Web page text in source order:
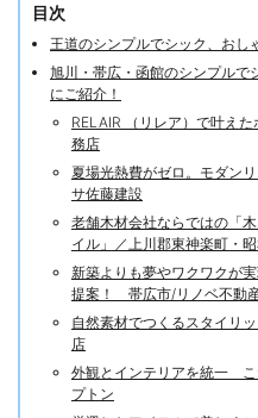
目次
王道のシンプルでシック、おし
旭川・帯広・函館のシンプルで
にご紹介！
RELAIR （リレア）で叶え
務店
夏場光熱費がゼロ。モダン
サ佐藤建設
老舗木材会社ならではの「
イル」／上川郡東神楽町・
新築よりも夢やワクワクが
提案！ 帯広市/リノベ不動
自然素材でつくるスタイリ
店
外観とインテリアを統一 こ
プトン